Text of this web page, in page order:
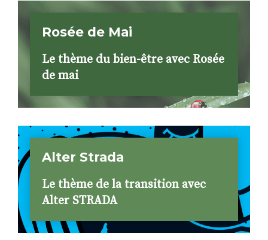
Rosée de Mai
Le thème du bien-être avec Rosée
de mai
Alter Strada
Le thème de la transition avec
Alter STRADA